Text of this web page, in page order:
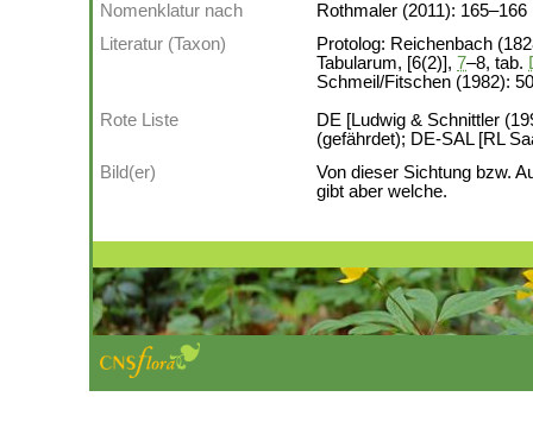
Nomenklatur nach
Rothmaler (2011): 165–166
Literatur (Taxon)
Protolog: Reichenbach
Tabularum, [6(2)], 7–8, tab.
Schmeil/Fitschen (1982):
Rote Liste
DE [Ludwig & Schnittler
(gefährdet); DE-SAL [RL
Bild(er)
Von dieser Sichtung bzw.
gibt aber welche.